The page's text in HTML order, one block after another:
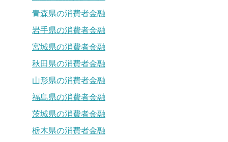
青森県の消費者金融
岩手県の消費者金融
宮城県の消費者金融
秋田県の消費者金融
山形県の消費者金融
福島県の消費者金融
茨城県の消費者金融
栃木県の消費者金融